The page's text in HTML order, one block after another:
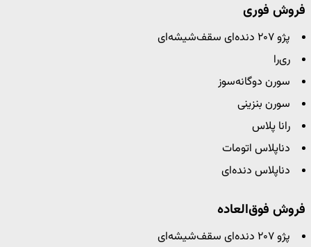
فروش فوری
پژو ۲۰۷ دنده‌ای سقف‌شیشه‌ای
ری‌را
سورن دوگانه‌سوز
سورن بنزینی
رانا پلاس
دناپلاس اتومات
دناپلاس دنده‌ای
فروش فوق‌العاده
پژو ۲۰۷ دنده‌ای سقف‌شیشه‌ای